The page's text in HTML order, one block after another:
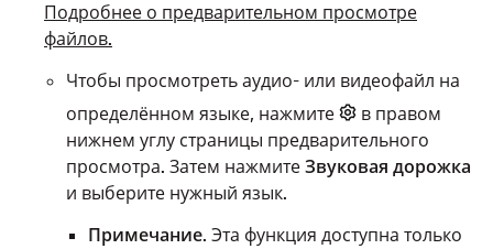
Подробнее о предварительном просмотре
файлов.
Чтобы просмотреть аудио- или видеофайл на
определённом языке, нажмите
в правом
нижнем углу страницы предварительного
просмотра. Затем нажмите Звуковая дорожка
и выберите нужный язык.
Примечание. Эта функция доступна только